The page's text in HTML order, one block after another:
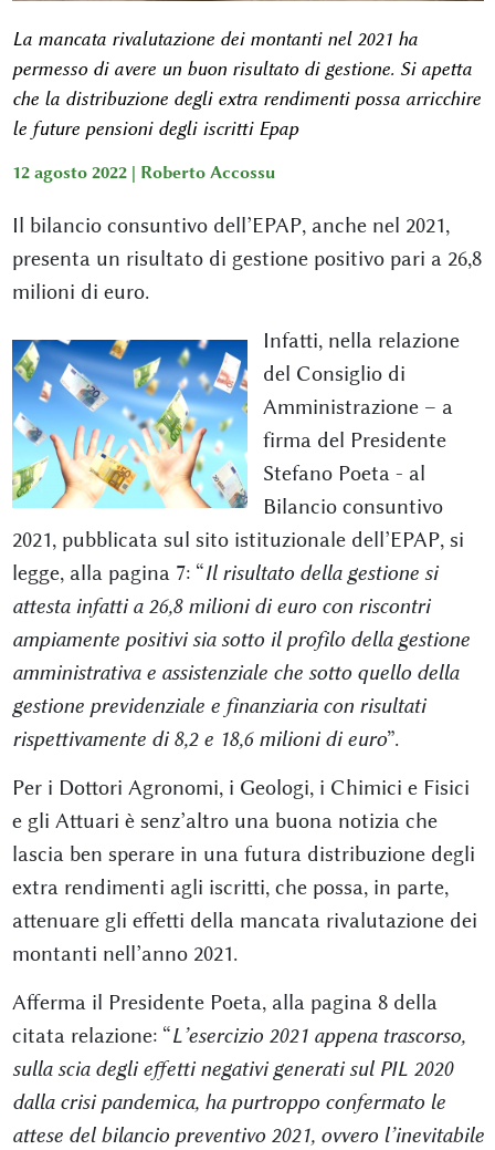
La mancata rivalutazione dei montanti nel 2021 ha
permesso di avere un buon risultato di gestione. Si apetta
che la distribuzione degli extra rendimenti possa arricchire
le future pensioni degli iscritti Epap
12 agosto 2022 | Roberto Accossu
Il bilancio consuntivo dell’EPAP, anche nel 2021,
presenta un risultato di gestione positivo pari a 26,8
milioni di euro.
Infatti, nella relazione
del Consiglio di
Amministrazione – a
firma del Presidente
Stefano Poeta - al
Bilancio consuntivo
2021, pubblicata sul sito istituzionale dell’EPAP, si
legge, alla pagina 7: “Il risultato della gestione si
attesta infatti a 26,8 milioni di euro con riscontri
ampiamente positivi sia sotto il profilo della gestione
amministrativa e assistenziale che sotto quello della
gestione previdenziale e finanziaria con risultati
rispettivamente di 8,2 e 18,6 milioni di euro”.
Per i Dottori Agronomi, i Geologi, i Chimici e Fisici
e gli Attuari è senz’altro una buona notizia che
lascia ben sperare in una futura distribuzione degli
extra rendimenti agli iscritti, che possa, in parte,
attenuare gli effetti della mancata rivalutazione dei
montanti nell’anno 2021.
Afferma il Presidente Poeta, alla pagina 8 della
citata relazione: “L’esercizio 2021 appena trascorso,
sulla scia degli effetti negativi generati sul PIL 2020
dalla crisi pandemica, ha purtroppo confermato le
attese del bilancio preventivo 2021, ovvero l’inevitabile